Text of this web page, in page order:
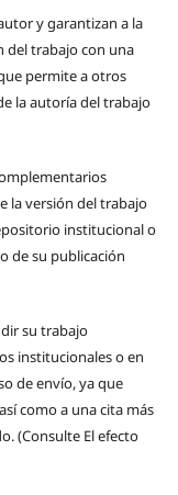
y garantizan a la
del trabajo con una
permite a otros
la autoría del trabajo
la versión del trabajo
institucional o
de su publicación
su trabajo
institucionales o en
de envío, ya que
como a una cita más
(Consulte El efecto